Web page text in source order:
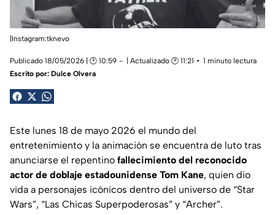
|Instagram:tknevo
Publicado 18/05/2026 | 🕑 10:59 | Actualizado 🕑 11:21
1 minuto lectura
Escrito por: Dulce Olvera
Este lunes 18 de mayo 2026 el mundo del
entretenimiento y la animación se encuentra de luto tras
anunciarse el repentino fallecimiento del reconocido
actor de doblaje estadounidense Tom Kane, quien dio
vida a personajes icónicos dentro del universo de “Star
Wars”, “Las Chicas Superpoderosas” y “Archer”.